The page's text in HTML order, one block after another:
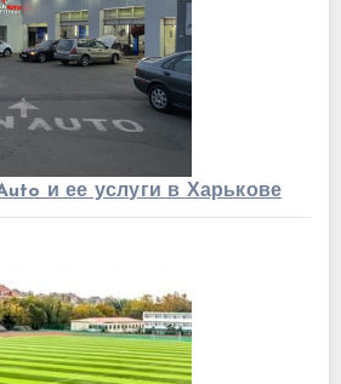
и ее услуги в Харькове